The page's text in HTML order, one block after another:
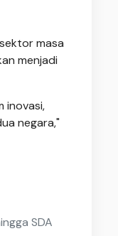
masa
menjadi
inovasi,
negara,"
SDA